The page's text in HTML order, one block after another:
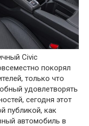
Civic
покорял
только что
удовлетворять
сегодня этот
публикой, как
автомобиль в